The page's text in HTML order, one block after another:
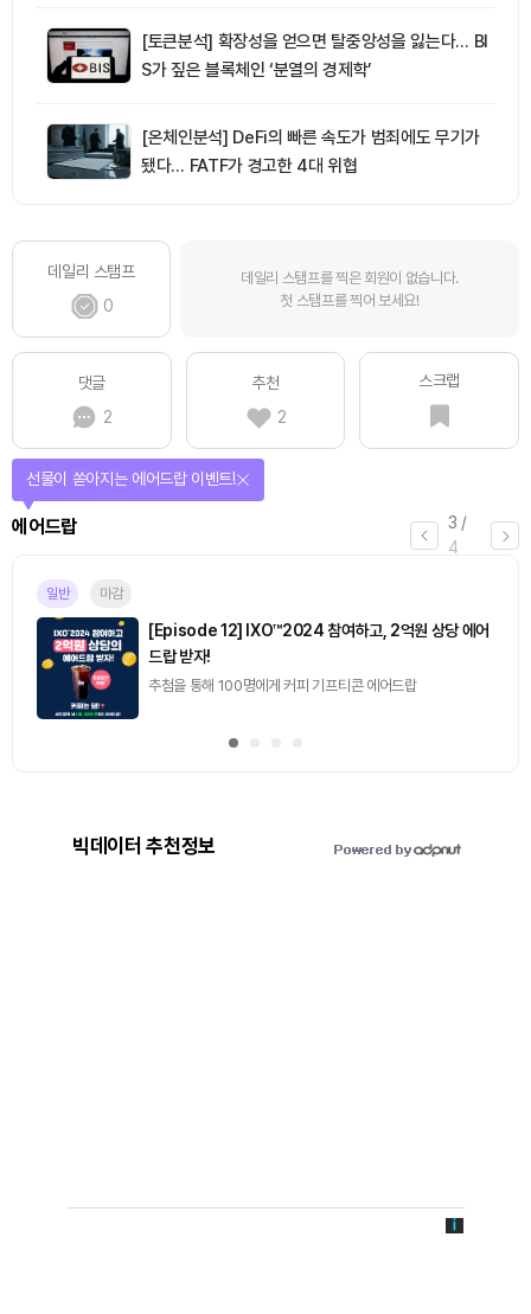
[토큰분석] 확장성을 얻으면 탈중앙성을 잃는다… BI
S가 짚은 블록체인 ‘분열의 경제학’
[온체인분석] DeFi의 빠른 속도가 범죄에도 무기가
됐다… FATF가 경고한 4대 위협
데일리 스탬프
0
데일리 스탬프를 찍은 회원이 없습니다.
첫 스탬프를 찍어 보세요!
댓글
2
추천
2
스크랩
3 /
4
에어드랍
선물이 쏟아지는 에어드랍 이벤트!
일반 마감
[Episode 12] IXO™2024 참여하고, 2억원 상당 에어
드랍 받자!
추첨을 통해 100명에게 커피 기프티콘 에어드랍
빅데이터 추천정보